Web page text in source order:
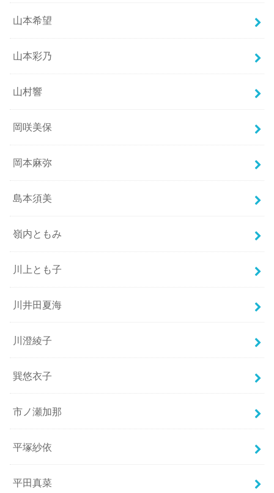
山本希望
山本彩乃
山村響
岡咲美保
岡本麻弥
島本須美
嶺内ともみ
川上とも子
川井田夏海
川澄綾子
巽悠衣子
市ノ瀬加那
平塚紗依
平田真菜